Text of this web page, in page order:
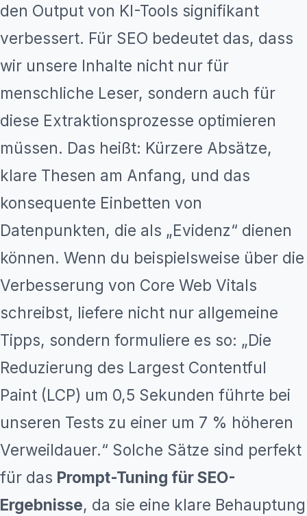
den Output von KI-Tools signifikant
verbessert. Für SEO bedeutet das, dass
wir unsere Inhalte nicht nur für
menschliche Leser, sondern auch für
diese Extraktionsprozesse optimieren
müssen. Das heißt: Kürzere Absätze,
klare Thesen am Anfang, und das
konsequente Einbetten von
Datenpunkten, die als „Evidenz“ dienen
können. Wenn du beispielsweise über die
Verbesserung von Core Web Vitals
schreibst, liefere nicht nur allgemeine
Tipps, sondern formuliere es so: „Die
Reduzierung des Largest Contentful
Paint (LCP) um 0,5 Sekunden führte bei
unseren Tests zu einer um 7 % höheren
Verweildauer.“ Solche Sätze sind perfekt
für das Prompt-Tuning für SEO-
Ergebnisse, da sie eine klare Behauptung